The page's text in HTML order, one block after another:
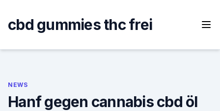
content
cbd gummies thc frei
NEWS
Hanf gegen cannabis cbd öl